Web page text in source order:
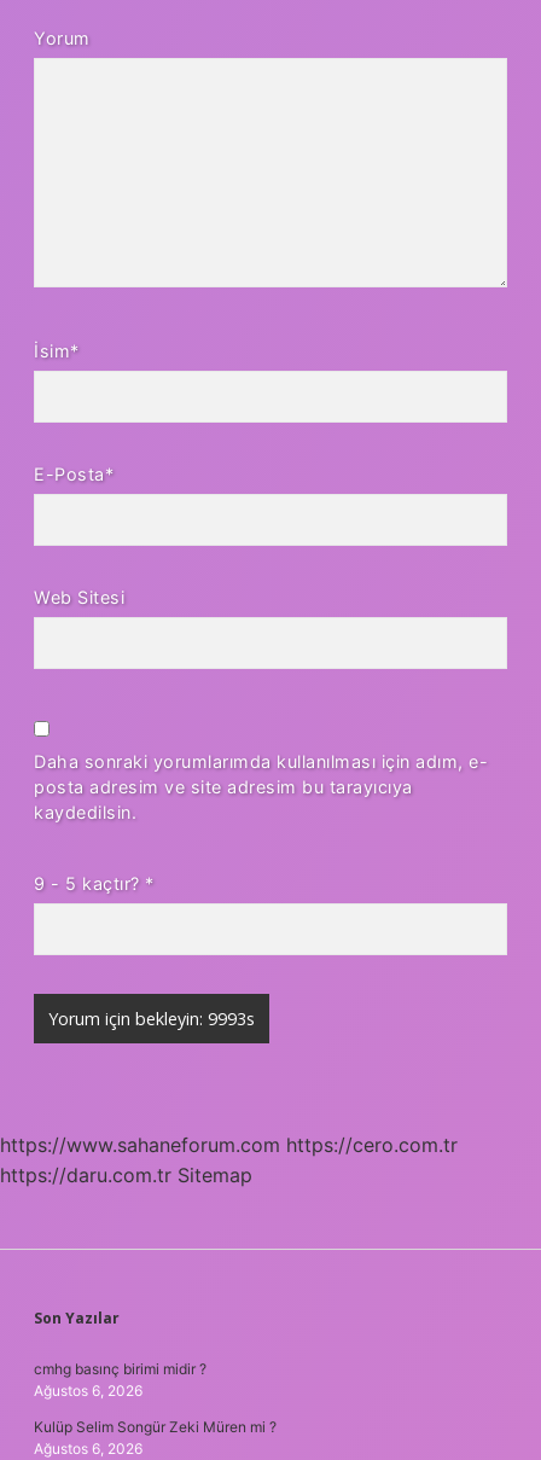
Yorum
İsim*
E-Posta*
Web Sitesi
Daha sonraki yorumlarımda kullanılması için adım, e-
posta adresim ve site adresim bu tarayıcıya
kaydedilsin.
9 - 5 kaçtır? *
https://www.sahaneforum.com https://cero.com.tr
https://daru.com.tr Sitemap
SIDEBAR
Son Yazılar
cmhg basınç birimi midir ?
Ağustos 6, 2026
Kulüp Selim Songür Zeki Müren mi ?
Ağustos 6, 2026